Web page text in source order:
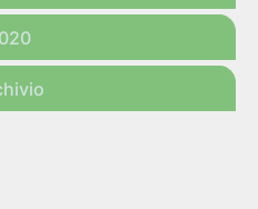
Sindacale all’Assemblea degli